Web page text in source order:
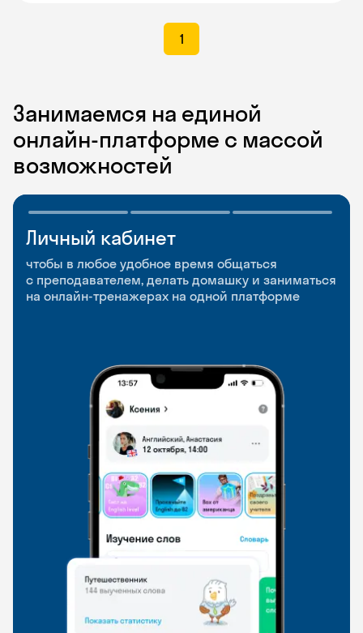
1
Занимаемся на единой
онлайн-платформе с массой
возможностей
Личный кабинет
чтобы в любое удобное время общаться
с преподавателем, делать домашку и заниматься
на онлайн-тренажерах на одной платформе
Мобильное
приложение
чтобы заниматься и изучать новые слова где
и когда удобно
Разговорные клубы
и Talks
Групповые занятия для разговорной практики
и индивидуальные встречи с преподавателями